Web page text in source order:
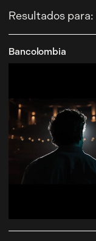
Resultados para:
Bancolombia